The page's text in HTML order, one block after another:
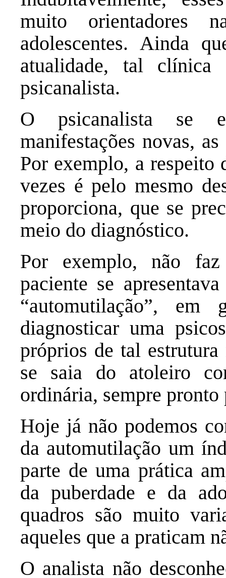
muito orientadores
adolescentes. Ainda
atualidade, tal clínica
psicanalista.
O psicanalista se
manifestações novas,
Por exemplo, a respeito
vezes é pelo mesmo
proporciona, que se
meio do diagnóstico.
Por exemplo, não
paciente se
“automutilação”,
diagnosticar uma
próprios de tal estrutura
se saia do atoleiro
ordinária, sempre pronto
Hoje já não podemos
da automutilação um
parte de uma prática
da puberdade e da
quadros são muito
aqueles que a praticam
O analista não